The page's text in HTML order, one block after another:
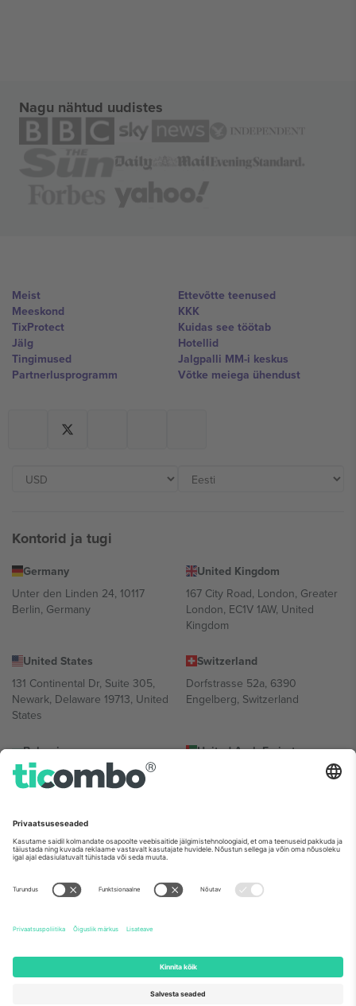
Nagu nähtud uudistes
Meist
Meeskond
TixProtect
Jälg
Tingimused
Partnerlusprogramm
Ettevõtte teenused
KKK
Kuidas see töötab
Hotellid
Jalgpalli MM-i keskus
Võtke meiega ühendust
Kontorid ja tugi
Germany
Unter den Linden 24, 10117
Berlin, Germany
United Kingdom
167 City Road, London, Greater
London, EC1V 1AW, United
Kingdom
United States
131 Continental Dr, Suite 305,
Newark, Delaware 19713, United
States
Switzerland
Dorfstrasse 52a, 6390
Engelberg, Switzerland
Bulgaria
Regus Sofia City West, bul
Totleben 53-55, 1606 Sofia,
United Arab Emirates
UAE Dubai Silicon Oasis, DDP
Mexico
Av Chapultepec 360, Roma
Norte, Cuauhtémoc, 06700
Ciudad de México, CDMX,
sündmusest ja/või domeenist. Detailide jaoks vaata konkreetse
sündmuse lehte, impressumit ja tingimusi.,
2026 Ticombo. Kõik õigused kaitstud.